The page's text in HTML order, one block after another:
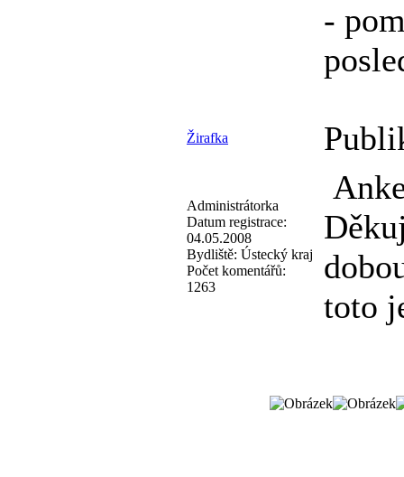
-
Žirafka
Administrátorka
Datum registrace:
04.05.2008
Bydliště: Ústecký kraj
Počet komentářů:
1263
toto